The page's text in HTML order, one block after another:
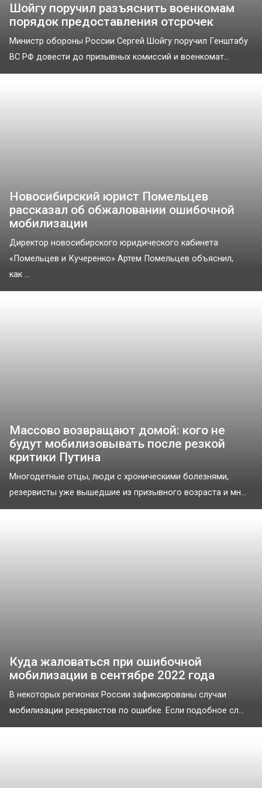
Шойгу поручил разъяснить военкомам
порядок предоставления отсрочек
Министр обороны России Сергей Шойгу поручил Генштабу
ВС РФ довести до призывных комиссий и военкомат...
Новосибирский юрист Помельцев
рассказал об обжаловании ошибочной
мобилизации
Директор новосибирского юридического кабинета
«Помельцев и Кучеренко» Артем Помельцев объяснил,
как ...
Массово возвращают домой: кого не
будут мобилизовывать после резкой
критики Путина
Многодетные отцы, люди с хроническими болезнями,
резервисты уже вышедшие из призывного возраста и мн...
Куда жаловаться при ошибочной
мобилизации в сентябре 2022 года
В некоторых регионах России зафиксированы случаи
мобилизации резервистов по ошибке. Если подобное сл...